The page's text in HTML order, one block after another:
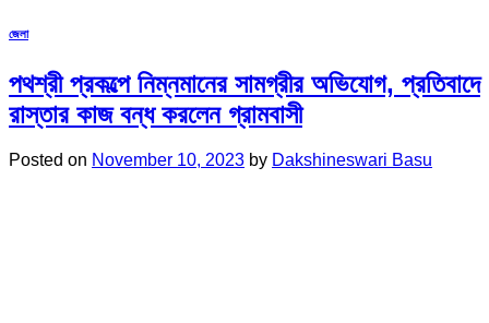
জেলা
পথশ্রী প্রকল্পে নিম্নমানের সামগ্রীর অভিযোগ, প্রতিবাদে
রাস্তার কাজ বন্ধ করলেন গ্রামবাসী
Posted on November 10, 2023 by Dakshineswari Basu